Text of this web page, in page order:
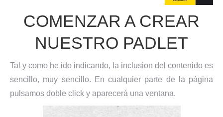
COMENZAR A CREAR
NUESTRO PADLET
Tal y como he ido indicando, la inclusion del contenido es
sencillo, muy sencillo. En cualquier parte de la página
pulsamos doble click y aparecerá una ventana.